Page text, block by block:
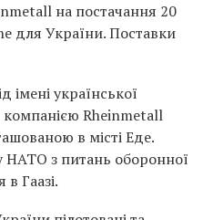
на постачання 20
для України. Поставки
імені української
Rheinmetall
в місті Еде.
НАТО з питань оборонної
Гаазі.